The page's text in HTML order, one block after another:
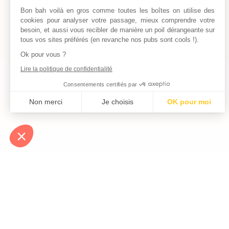
Bon bah voilà en gros comme toutes les boîtes on utilise des
cookies pour analyser votre passage, mieux comprendre votre
besoin, et aussi vous recibler de manière un poil dérangeante sur
tous vos sites préférés (en revanche nos pubs sont cools !).
Ok pour vous ?
Lire la politique de confidentialité
Consentements certifiés par
Non merci Je choisis
OK pour moi
Notre plateforme vous permet d'adapter et de gérer vos